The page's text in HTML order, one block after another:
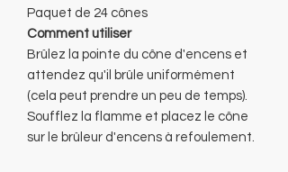
Paquet de 24 cônes
Comment utiliser
Brûlez la pointe du cône d'encens et
attendez qu'il brûle uniformément
(cela peut prendre un peu de temps).
Soufflez la flamme et placez le cône
sur le brûleur d'encens à refoulement.